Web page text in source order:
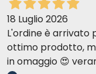
18 Luglio 2026
L'ordine è arrivato
ottimo prodotto,
in omaggio 😍